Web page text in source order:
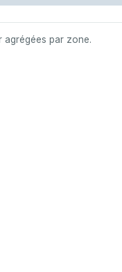
agrégées par zone.